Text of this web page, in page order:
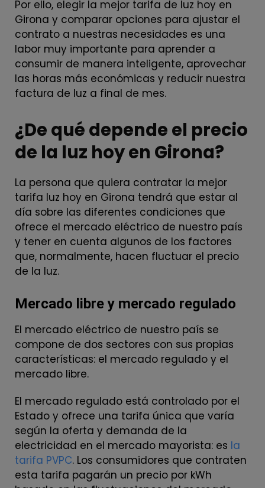
Por ello, elegir la mejor tarifa de luz hoy en
Girona y comparar opciones para ajustar el
contrato a nuestras necesidades es una
labor muy importante para aprender a
consumir de manera inteligente, aprovechar
las horas más económicas y reducir nuestra
factura de luz a final de mes.
¿De qué depende el precio
de la luz hoy en Girona?
La persona que quiera contratar la mejor
tarifa luz hoy en Girona tendrá que estar al
día sobre las diferentes condiciones que
ofrece el mercado eléctrico de nuestro país
y tener en cuenta algunos de los factores
que, normalmente, hacen fluctuar el precio
de la luz.
Mercado libre y mercado regulado
El mercado eléctrico de nuestro país se
compone de dos sectores con sus propias
características: el mercado regulado y el
mercado libre.
El mercado regulado está controlado por el
Estado y ofrece una tarifa única que varía
según la oferta y demanda de la
electricidad en el mercado mayorista: es la
tarifa PVPC. Los consumidores que contraten
esta tarifa pagarán un precio por kWh